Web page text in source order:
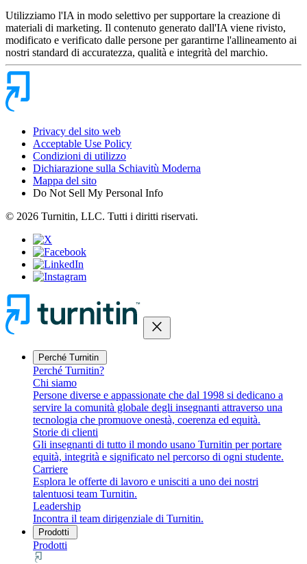
Utilizziamo l'IA in modo selettivo per supportare la creazione di
materiali di marketing. Il contenuto generato dall'IA viene rivisto,
modificato e verificato dalle persone per garantirne l'allineamento ai
nostri standard di accuratezza, qualità e integrità del marchio.
Privacy del sito web
Acceptable Use Policy
Condizioni di utilizzo
Dichiarazione sulla Schiavitù Moderna
Mappa del sito
Do Not Sell My Personal Info
© 2026 Turnitin, LLC. Tutti i diritti riservati.
close
Perché Turnitin
Perché Turnitin?
Chi siamo
Persone diverse e appassionate che dal 1998 si dedicano a
servire la comunità globale degli insegnanti attraverso una
tecnologia che promuove onestà, coerenza ed equità.
Storie di clienti
Gli insegnanti di tutto il mondo usano Turnitin per portare
equità, integrità e significato nel percorso di ogni studente.
Carriere
Esplora le offerte di lavoro e unisciti a uno dei nostri
talentuosi team Turnitin.
Leadership
Incontra il team dirigenziale di Turnitin.
Prodotti
Prodotti